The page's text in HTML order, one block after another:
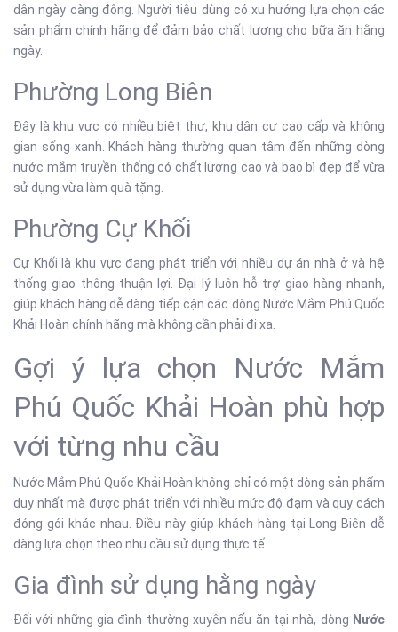
dân ngày càng đông. Người tiêu dùng có xu hướng lựa chọn các
sản phẩm chính hãng để đảm bảo chất lượng cho bữa ăn hằng
ngày.
Phường Long Biên
Đây là khu vực có nhiều biệt thự, khu dân cư cao cấp và không
gian sống xanh. Khách hàng thường quan tâm đến những dòng
nước mắm truyền thống có chất lượng cao và bao bì đẹp để vừa
sử dụng vừa làm quà tặng.
Phường Cự Khối
Cự Khối là khu vực đang phát triển với nhiều dự án nhà ở và hệ
thống giao thông thuận lợi. Đại lý luôn hỗ trợ giao hàng nhanh,
giúp khách hàng dễ dàng tiếp cận các dòng Nước Mắm Phú Quốc
Khải Hoàn chính hãng mà không cần phải đi xa.
Gợi ý lựa chọn Nước Mắm
Phú Quốc Khải Hoàn phù hợp
với từng nhu cầu
Nước Mắm Phú Quốc Khải Hoàn không chỉ có một dòng sản phẩm
duy nhất mà được phát triển với nhiều mức độ đạm và quy cách
đóng gói khác nhau. Điều này giúp khách hàng tại Long Biên dễ
dàng lựa chọn theo nhu cầu sử dụng thực tế.
Gia đình sử dụng hằng ngày
Đối với những gia đình thường xuyên nấu ăn tại nhà, dòng Nước